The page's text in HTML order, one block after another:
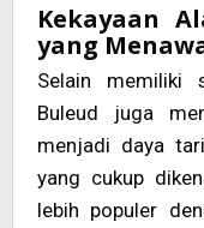
Kekayaan
yang
Selain memiliki
Buleud juga
menjadi daya
yang cukup
lebih populer